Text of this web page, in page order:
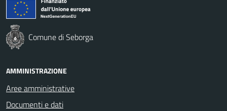
Comune di Seborga
AMMINISTRAZIONE
Aree amministrative
Documenti e dati